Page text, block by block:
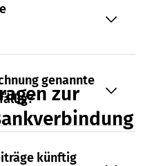
genannte
zur
künftig